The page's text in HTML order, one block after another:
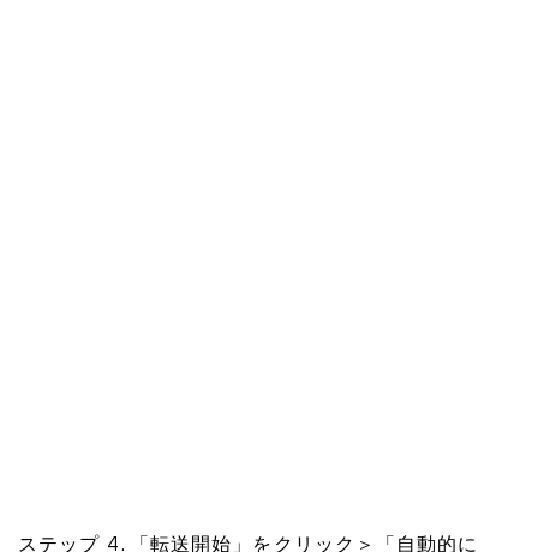
ステップ 4. 「転送開始」をクリック＞「自動的に